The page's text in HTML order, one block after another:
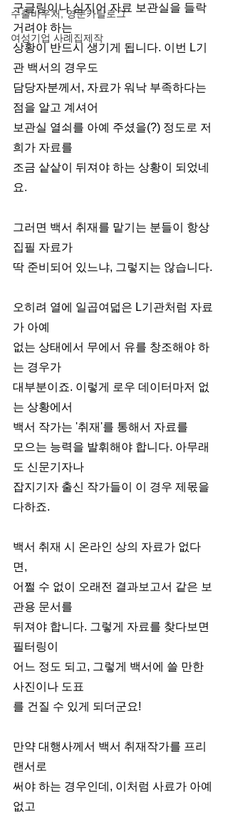
수출바우처, 영문카탈로그
여성기업 사례집제작
구글링이나 심지어 자료 보관실을 들락
거려야 하는
상황이 반드시 생기게 됩니다. 이번 L기
관 백서의 경우도
담당자분께서, 자료가 워낙 부족하다는
점을 알고 계셔어
보관실 열쇠를 아예 주셨을(?) 정도로 저
희가 자료를
조금 샅샅이 뒤져야 하는 상황이 되었네
요.
그러면 백서 취재를 맡기는 분들이 항상
집필 자료가
딱 준비되어 있느냐, 그렇지는 않습니다.
오히려 열에 일곱여덟은 L기관처럼 자료
가 아예
없는 상태에서 무에서 유를 창조해야 하
는 경우가
대부분이죠. 이렇게 로우 데이터마저 없
는 상황에서
백서 작가는 '취재'를 통해서 자료를
모으는 능력을 발휘해야 합니다. 아무래
도 신문기자나
잡지기자 출신 작가들이 이 경우 제몫을
다하죠.
백서 취재 시 온라인 상의 자료가 없다
면,
어쩔 수 없이 오래전 결과보고서 같은 보
관용 문서를
뒤져야 합니다. 그렇게 자료를 찾다보면
필터링이
어느 정도 되고, 그렇게 백서에 쓸 만한
사진이나 도표
를 건질 수 있게 되더군요!
만약 대행사께서 백서 취재작가를 프리
랜서로
써야 하는 경우인데, 이처럼 사료가 아예
없고